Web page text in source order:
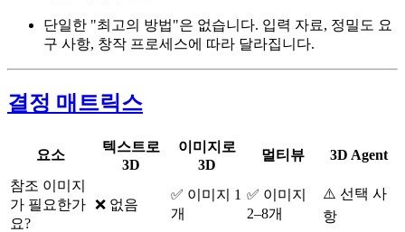
단일한 "최고의 방법"은 없습니다. 입력 자료, 정밀도 요
구 사항, 창작 프로세스에 따라 달라집니다.
결정 매트릭스
요소
텍스트로
3D
이미지로
3D
멀티뷰
3D Agent
참조 이미지
가 필요한가
요?
❌ 없음
✅ 이미지 1
개
✅ 이미지
2–8개
⚠️ 선택 사
항